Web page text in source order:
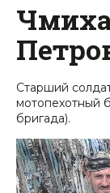
Старший
мотопехотный
бригада).